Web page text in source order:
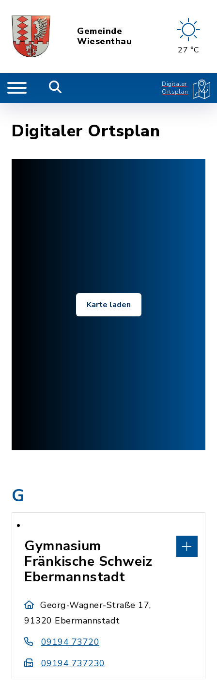
Gemeinde
Wiesenthau
27 °C
Digitaler
Ortsplan
Digitaler Ortsplan
Karte laden
G
Gymnasium
Fränkische Schweiz
Ebermannstadt
Georg-Wagner-Straße 17,
91320 Ebermannstadt
09194 73720
09194 737230